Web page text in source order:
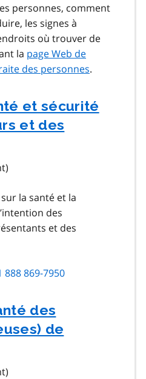
personnes, comment
les signes à
où trouver de
la page Web de
des personnes.
et sécurité
et des
la santé et la
des
et des
888 869-7950
des
de